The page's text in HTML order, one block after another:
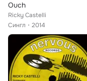
Ouch
Ricky Castelli
Сингл
2014